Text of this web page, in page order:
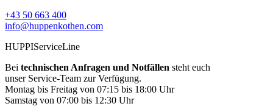
+43 50 663 400
info@huppenkothen.com
HUPPIServiceLine
Bei technischen Anfragen und Notfällen steht euch
unser Service-Team zur Verfügung.
Montag bis Freitag von 07:15 bis 18:00 Uhr
Samstag von 07:00 bis 12:30 Uhr